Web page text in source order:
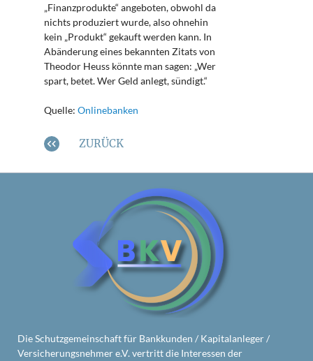
„Finanzprodukte“ angeboten, obwohl da
nichts produziert wurde, also ohnehin
kein „Produkt“ gekauft werden kann. In
Abänderung eines bekannten Zitats von
Theodor Heuss könnte man sagen: „Wer
spart, betet. Wer Geld anlegt, sündigt.“
Quelle: Onlinebanken
ZURÜCK
Die Schutzgemeinschaft für Bankkunden / Kapitalanleger /
Versicherungsnehmer e.V. vertritt die Interessen der